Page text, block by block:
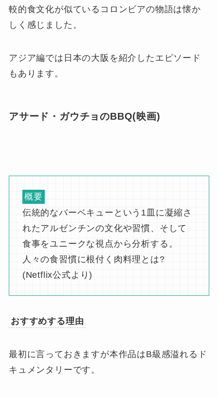
較的食文化が似ているコロンビアの物語は懐か
しく感じました。
アジア編では日本の大阪を紹介したエピソード
もあります。
アサード・ガウチョのBBQ(映画)
概要
伝統的なバーベキューという1皿に凝縮さ
れたアルゼンチンの文化や習慣、そして
食事をユニークな視点から分析する。
人々の食習慣に根付く肉料理とは?
(Netflix公式より)
おすすめする理由
最初に言っておきますが本作品はB級感溢れるド
キュメンタリーです。